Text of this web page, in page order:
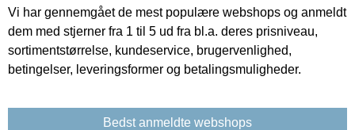
Vi har gennemgået de mest populære webshops og anmeldt
dem med stjerner fra 1 til 5 ud fra bl.a. deres prisniveau,
sortimentstørrelse, kundeservice, brugervenlighed,
betingelser, leveringsformer og betalingsmuligheder.
Bedst anmeldte webshops